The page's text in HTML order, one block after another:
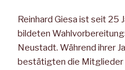
Reinhard Giesa ist seit 25
bildeten
Neustadt. Während ihrer
bestätigten die Mitglieder